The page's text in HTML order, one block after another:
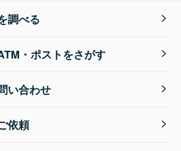
調べる
・ポストをさがす
い合わせ
依頼